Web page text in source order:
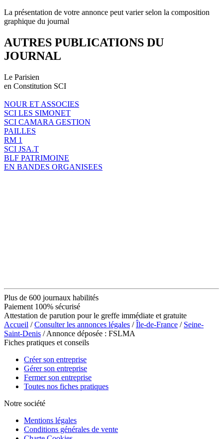
La présentation de votre annonce peut varier selon la composition
graphique du journal
AUTRES PUBLICATIONS DU
JOURNAL
Le Parisien
en Constitution SCI
NOUR ET ASSOCIES
SCI LES SIMONET
SCI CAMARA GESTION
PAILLES
RM 1
SCI JSA.T
BLF PATRIMOINE
EN BANDES ORGANISEES
Plus de 600 journaux habilités
Paiement 100% sécurisé
Attestation de parution pour le greffe immédiate et gratuite
Accueil /Consulter les annonces légales /Île-de-France / Seine-
Saint-Denis / Annonce déposée : FSLMA
Fiches pratiques et conseils
Créer son entreprise
Gérer son entreprise
Fermer son entreprise
Toutes nos fiches pratiques
Notre société
Mentions légales
Conditions générales de vente